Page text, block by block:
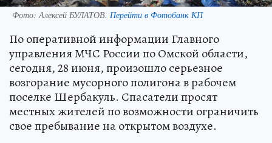
Фото: Алексей БУЛАТОВ. Перейти в Фотобанк КП
По оперативной информации Главного
управления МЧС России по Омской области,
сегодня, 28 июня, произошло серьезное
возгорание мусорного полигона в рабочем
поселке Шербакуль. Спасатели просят
местных жителей по возможности ограничить
свое пребывание на открытом воздухе.